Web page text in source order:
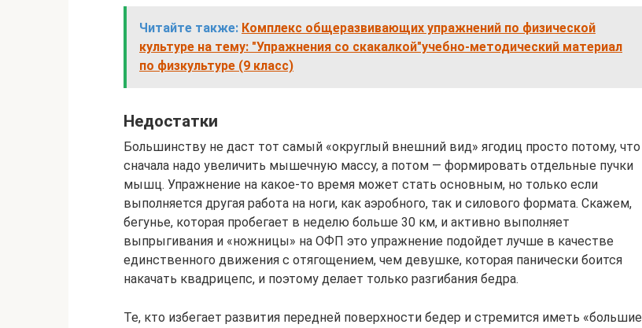
Читайте также: Комплекс общеразвивающих упражнений по физической
культуре на тему: "Упражнения со скакалкой"учебно-методический материал
по физкультуре (9 класс)
Недостатки
Большинству не даст тот самый «округлый внешний вид» ягодиц просто потому, что
сначала надо увеличить мышечную массу, а потом — формировать отдельные пучки
мышц. Упражнение на какое-то время может стать основным, но только если
выполняется другая работа на ноги, как аэробного, так и силового формата. Скажем,
бегунье, которая пробегает в неделю больше 30 км, и активно выполняет
выпрыгивания и «ножницы» на ОФП это упражнение подойдет лучше в качестве
единственного движения с отягощением, чем девушке, которая панически боится
накачать квадрицепс, и поэтому делает только разгибания бедра.
Те, кто избегает развития передней поверхности бедер и стремится иметь «большие